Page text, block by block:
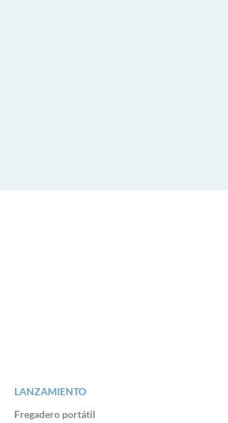
LANZAMIENTO
Fregadero portátil